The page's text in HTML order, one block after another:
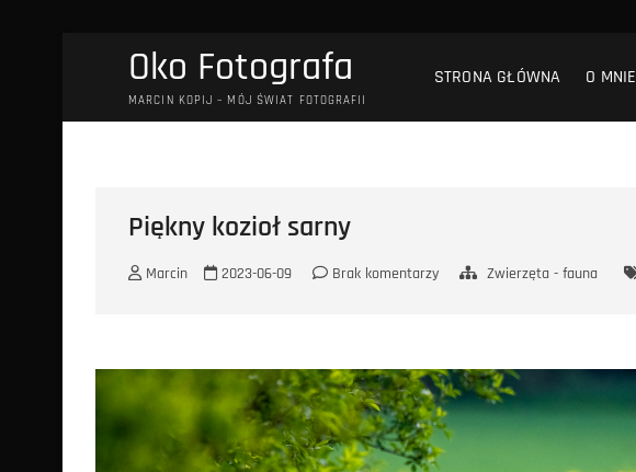
Oko Fotografa
MARCIN KOPIJ – MÓJ ŚWIAT FOTOGRAFII
STRONA GŁÓWNA O MNIE
Piękny kozioł sarny
Marcin 2023-06-09 Brak komentarzy Zwierzęta - fauna